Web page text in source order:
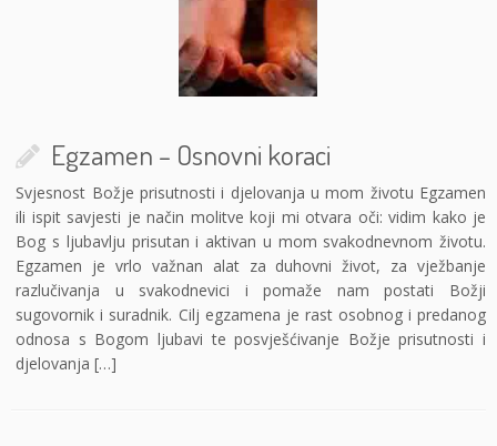
Egzamen – Osnovni koraci
Svjesnost Božje prisutnosti i djelovanja u mom životu Egzamen
ili ispit savjesti je način molitve koji mi otvara oči: vidim kako je
Bog s ljubavlju prisutan i aktivan u mom svakodnevnom životu.
Egzamen je vrlo važnan alat za duhovni život, za vježbanje
razlučivanja u svakodnevici i pomaže nam postati Božji
sugovornik i suradnik. Cilj egzamena je rast osobnog i predanog
odnosa s Bogom ljubavi te posvješćivanje Božje prisutnosti i
djelovanja […]